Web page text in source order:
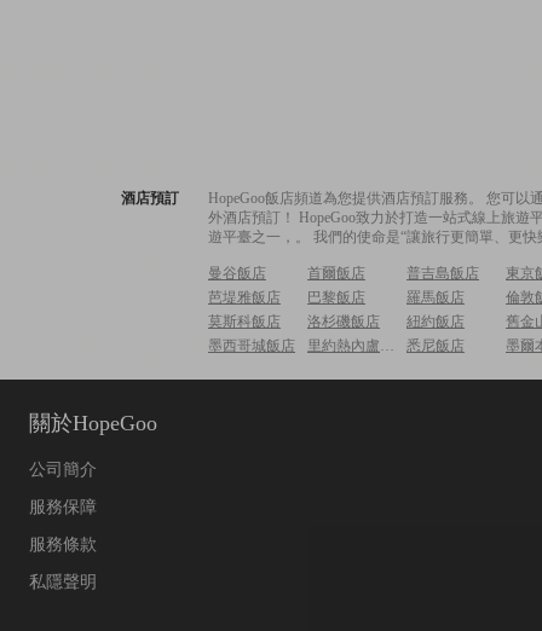
酒店預訂
HopeGoo飯店頻道為您提供酒店預訂服務。 您可
外酒店預訂！ HopeGoo致力於打造一站式線上旅
遊平臺之一，。 我們的使命是“讓旅行更簡單、更
曼谷飯店 首爾飯店 普吉島飯店
東京
芭堤雅飯店
巴黎飯店 羅馬飯店
倫敦
莫斯科飯店
洛杉磯飯店 紐約飯店
舊金
墨西哥城飯店
里約熱內盧飯店 悉尼飯店 墨爾
關於HopeGoo
公司簡介
服務保障
服務條款
私隱聲明